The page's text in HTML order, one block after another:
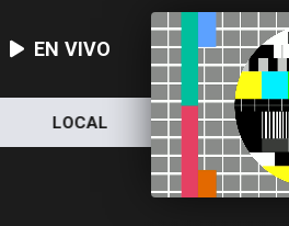
EN VIVO
LOCAL NACIONAL